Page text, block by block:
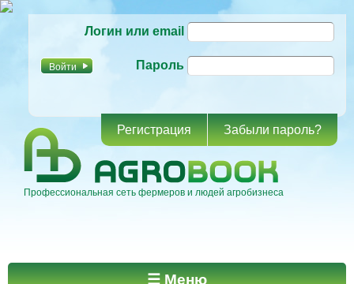
основному
Логин или email
Пароль
Регистрация Забыли пароль?
Профессиональная сеть фермеров и людей агробизнеса
Главное меню ☰ Меню